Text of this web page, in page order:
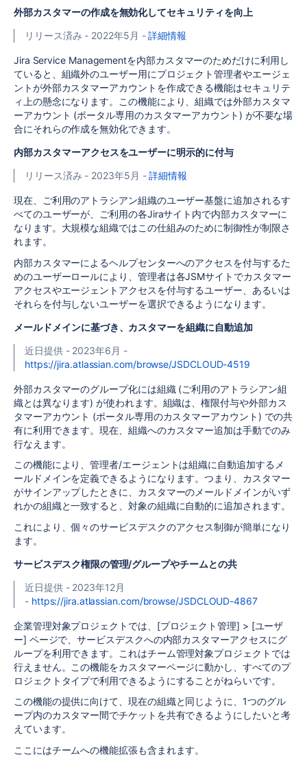
外部カスタマーの作成を無効化してセキュリティを向上
リリース済み - 2022年5月 -詳細情報
Jira Service Managementを内部カスタマーのためだけに利用し
ていると、組織外のユーザー用にプロジェクト管理者やエージェ
ントが外部カスタマーアカウントを作成できる機能はセキュリテ
ィ上の懸念になります。この機能により、組織では外部カスタマ
ーアカウント (ポータル専用のカスタマーアカウント) が不要な場
合にそれらの作成を無効化できます。
内部カスタマーアクセスをユーザーに明示的に付与
リリース済み - 2023年5月 -詳細情報
現在、ご利用のアトラシアン組織のユーザー基盤に追加されるす
べてのユーザーが、ご利用の各Jiraサイト内で内部カスタマーに
なります。大規模な組織ではこの仕組みのために制御性が制限さ
れます。
内部カスタマーによるヘルプセンターへのアクセスを付与するた
めのユーザーロールにより、管理者は各JSMサイトでカスタマー
アクセスやエージェントアクセスを付与するユーザー、あるいは
それらを付与しないユーザーを選択できるようになります。
メールドメインに基づき、カスタマーを組織に自動追加
近日提供 - 2023年6月 -
https://jira.atlassian.com/browse/JSDCLOUD-4519
外部カスタマーのグループ化には組織 (ご利用のアトラシアン組
織とは異なります) が使われます。組織は、権限付与や外部カス
タマーアカウント (ポータル専用のカスタマーアカウント) での共
有に利用できます。現在、組織へのカスタマー追加は手動でのみ
行なえます。
この機能により、管理者/エージェントは組織に自動追加するメ
ールドメインを定義できるようになります。つまり、カスタマー
がサインアップしたときに、カスタマーのメールドメインがいず
れかの組織と一致すると、対象の組織に自動的に追加されます。
これにより、個々のサービスデスクのアクセス制御が簡単になり
ます。
サービスデスク権限の管理/グループやチームとの共
近日提供 - 2023年12月
- https://jira.atlassian.com/browse/JSDCLOUD-4867
企業管理対象プロジェクトでは、[プロジェクト管理] > [ユーザ
ー] ページで、サービスデスクへの内部カスタマーアクセスにグ
ループを利用できます。これはチーム管理対象プロジェクトでは
行えません。この機能をカスタマーページに動かし、すべてのプ
ロジェクトタイプで利用できるようにすることがねらいです。
この機能の提供に向けて、現在の組織と同じように、1つのグル
ープ内のカスタマー間でチケットを共有できるようにしたいと考
えています。
ここにはチームへの機能拡張も含まれます。